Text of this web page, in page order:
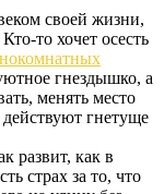
своей жизни,
то хочет осесть
гнездышко, а
менять место
гнетуще
развит, как в
страх за то, что